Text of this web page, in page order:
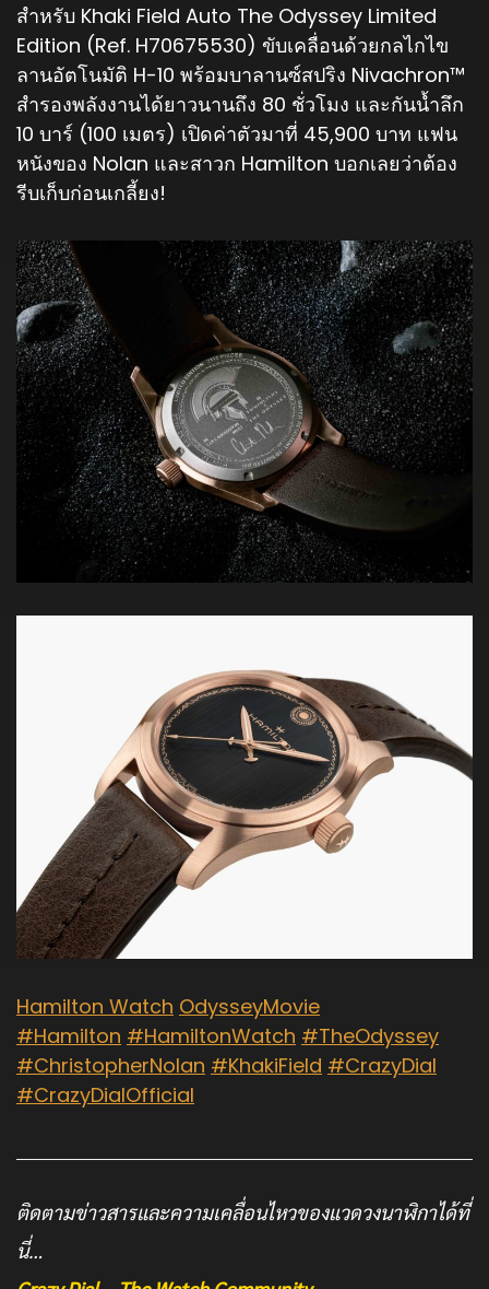
สำหรับ Khaki Field Auto The Odyssey Limited
Edition (Ref. H70675530) ขับเคลื่อนด้วยกลไกไข
ลานอัตโนมัติ H-10 พร้อมบาลานซ์สปริง Nivachron™
สำรองพลังงานได้ยาวนานถึง 80 ชั่วโมง และกันน้ำลึก
10 บาร์ (100 เมตร) เปิดค่าตัวมาที่ 45,900 บาท แฟน
หนังของ Nolan และสาวก Hamilton บอกเลยว่าต้อง
รีบเก็บก่อนเกลี้ยง!
Hamilton Watch OdysseyMovie
#Hamilton #HamiltonWatch #TheOdyssey
#ChristopherNolan #KhakiField #CrazyDial
#CrazyDialOfficial
ติดตามข่าวสารและความเคลื่อนไหวของแวดวงนาฬิกาได้ที่
นี่…